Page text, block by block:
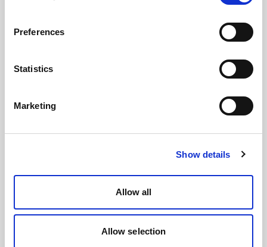
Preferences
Statistics
Marketing
Show details
Allow all
Allow selection